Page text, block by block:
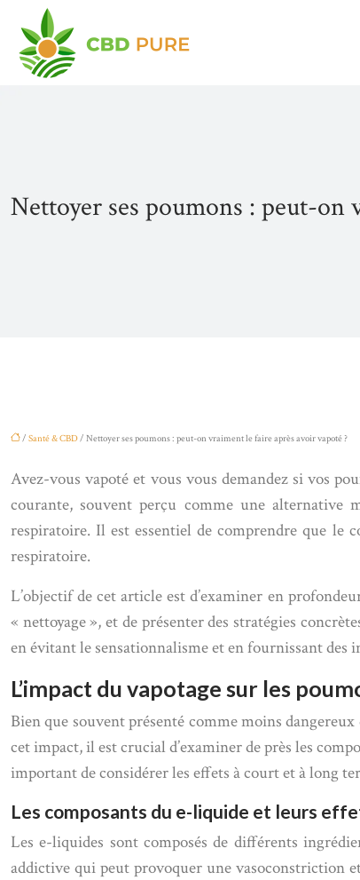
Nettoyer ses poumons : peut-on
/ Santé & CBD/ Nettoyer ses poumons : peut-on vraiment le faire après avoir vapoté ?
Avez-vous vapoté et vous vous demandez si vos
courante, souvent perçu comme une alternative
respiratoire. Il est essentiel de comprendre que le
respiratoire.
L’objectif de cet article est d’examiner en
« nettoyage », et de présenter des stratégies
en évitant le sensationnalisme et en fournissant des
L’impact du vapotage sur les
Bien que souvent présenté comme moins
cet impact, il est crucial d’examiner de près les
important de considérer les effets à court et à long
Les composants du e-liquide et leurs
Les e-liquides sont composés de différents
addictive qui peut provoquer une vasoconstriction